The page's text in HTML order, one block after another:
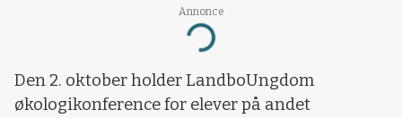
Annonce
Loading...
Den 2. oktober holder LandboUngdom
økologikonference for elever på andet